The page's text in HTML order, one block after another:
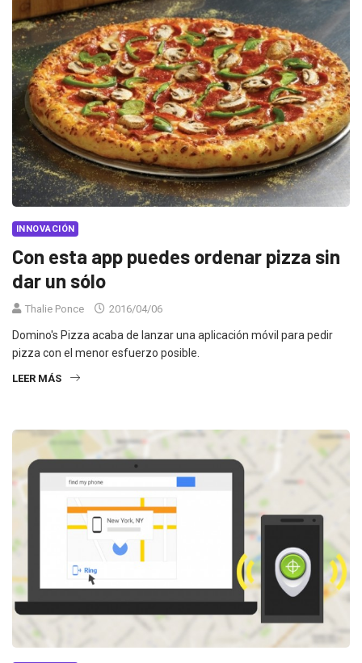
INNOVACIÓN
Con esta app puedes ordenar pizza sin
dar un sólo
Thalie Ponce 2016/04/06
Domino's Pizza acaba de lanzar una aplicación móvil para pedir
pizza con el menor esfuerzo posible.
LEER MÁS